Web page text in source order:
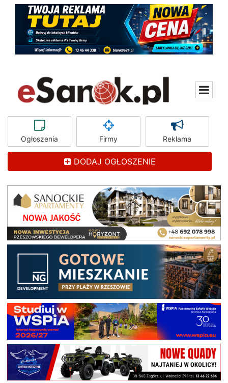
Ogłoszenia Firmy Reklama
DODAJ OGŁOSZENIE